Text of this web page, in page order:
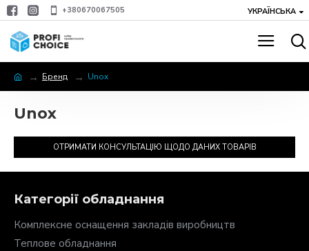
+380670067505 УКРАЇНСЬКА
Бренд Unox
Unox
ОТРИМАТИ КОНСУЛЬТАЦІЮ ЩОДО ДАНИХ ТОВАРІВ
Категорії обладнання
Комплексне оснащення закладів виробництв
Теплове обладнання